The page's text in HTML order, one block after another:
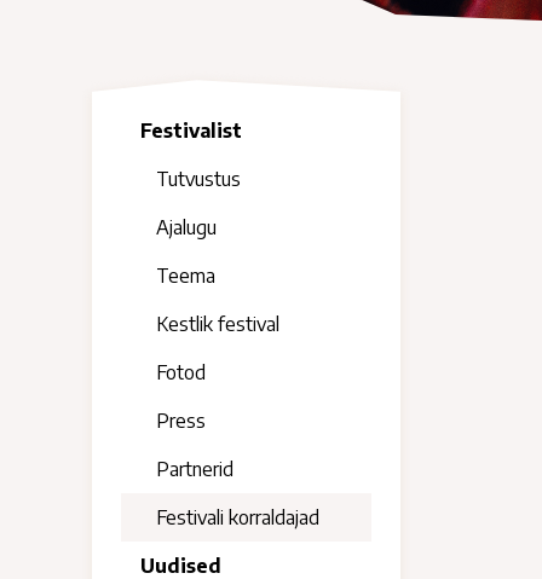
Festivalist
Tutvustus
Ajalugu
Teema
Kestlik festival
Fotod
Press
Partnerid
Festivali korraldajad
Uudised